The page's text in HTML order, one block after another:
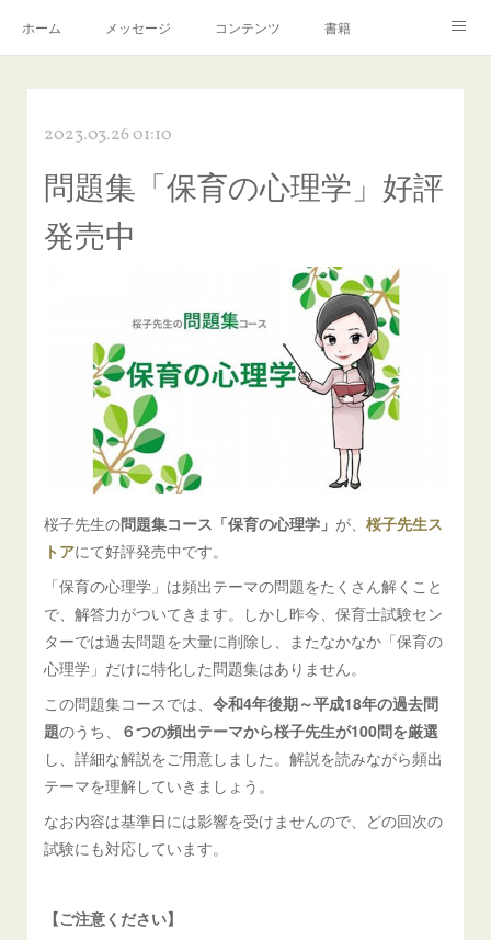
ホーム メッセージ コンテンツ 書籍
2023.03.26 01:10
問題集「保育の心理学」好評
発売中
桜子先生の問題集コース「保育の心理学」 が、桜子先生ス
トアにて好評発売中です。
「保育の心理学」は頻出テーマの問題をたくさん解くこと
で、解答力がついてきます。しかし昨今、保育士試験セン
ターでは過去問題を大量に削除し、またなかなか「保育の
心理学」だけに特化した問題集はありません。
この問題集コースでは、令和4年後期～平成18年の過去問
題のうち、
６つの頻出テーマから桜子先生が100問を厳選
し、詳細な解説をご用意しました。解説を読みながら頻出
テーマを理解していきましょう。
なお内容は基準日には影響を受けませんので、どの回次の
試験にも対応しています。
【ご注意ください】